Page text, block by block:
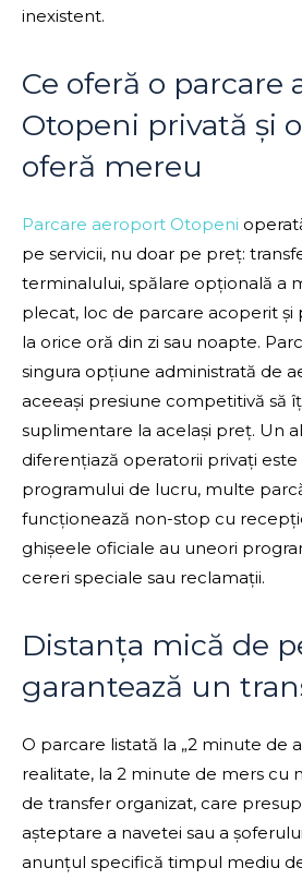
inexistent.
Ce oferă o parcare
Otopeni privată și
oferă mereu
Parcare aeroport Otopeni
pe servicii, nu doar pe preț:
terminalului, spălare opțională a
plecat, loc de parcare acoperit și
la orice oră din zi sau noapte.
singura opțiune administrată de
aceeași presiune competitivă să
suplimentare la același preț. Un
diferențiază operatorii privați
programului de lucru, multe
funcționează non-stop cu
ghișeele oficiale au uneori
cereri speciale sau reclamații.
Distanța mică de
garantează un
O parcare listată la „2 minute de
realitate, la 2 minute de mers cu
de transfer organizat, care
așteptare a navetei sau a
anunțul specifică timpul mediu